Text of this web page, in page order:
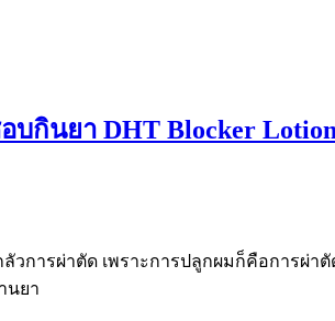
กินยา DHT Blocker
การผ่าตัด เพราะการปลูกผมก็คือการผ่า
นยา